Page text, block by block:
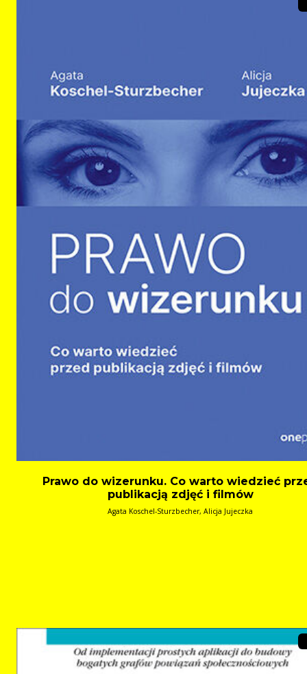
Prawo do wizerunku. Co warto wiedzieć
publikacją zdjęć i filmów
Agata Koschel-Sturzbecher, Alicja Jujeczka